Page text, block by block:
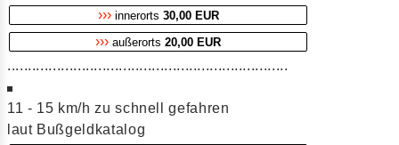
›››innerorts 30,00 EUR
››› außerorts 20,00 EUR
....................................................................
11 - 15 km/h zu schnell gefahren
laut Bußgeldkatalog